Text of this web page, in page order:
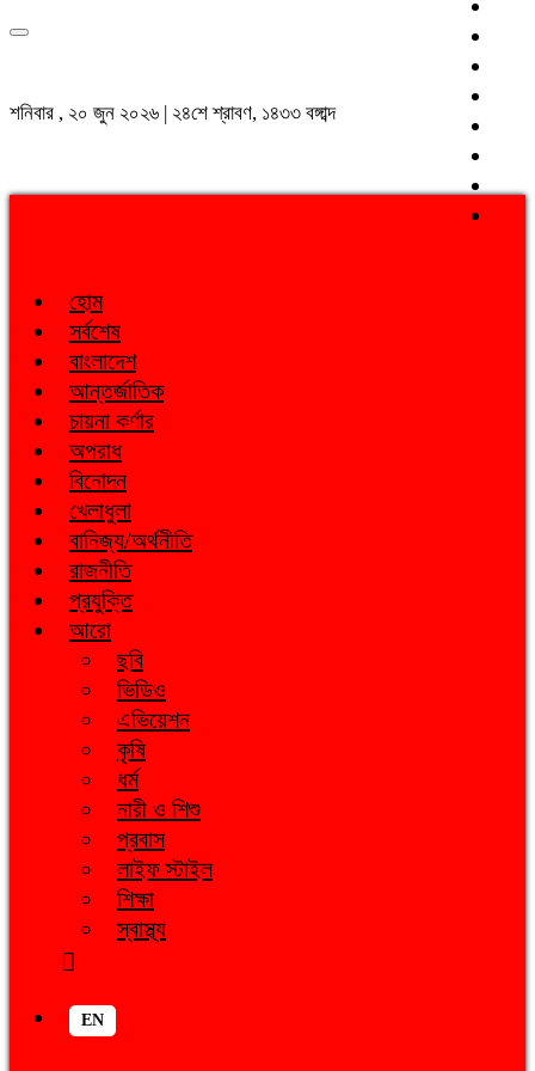
শনিবার , ২০ জুন ২০২৬ | ২৪শে শ্রাবণ, ১৪৩৩ বঙ্গাব্দ
হোম
সর্বশেষ
বাংলাদেশ
আন্তর্জাতিক
চায়না কর্ণার
অপরাধ
বিনোদন
খেলাধুলা
বানিজ্য/অর্থনীতি
রাজনীতি
প্রযুক্তি
আরো
ছবি
ভিডিও
এভিয়েশন
কৃষি
ধর্ম
নারী ও শিশু
প্রবাস
লাইফ স্টাইল
শিক্ষা
স্বাস্থ্য
EN